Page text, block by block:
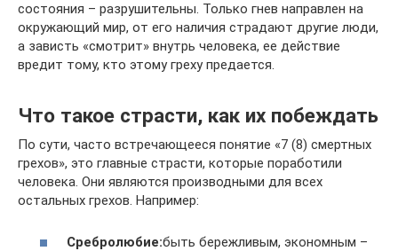
состояния – разрушительны. Только гнев направлен на
окружающий мир, от его наличия страдают другие люди,
а зависть «смотрит» внутрь человека, ее действие
вредит тому, кто этому греху предается.
Что такое страсти, как их побеждать
По сути, часто встречающееся понятие «7 (8) смертных
грехов», это главные страсти, которые поработили
человека. Они являются производными для всех
остальных грехов. Например:
Сребролюбие:быть бережливым, экономным –